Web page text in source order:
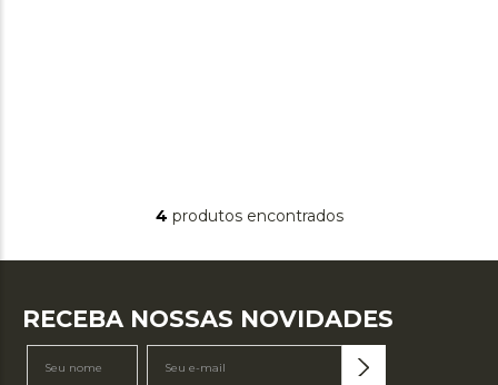
4 produtos
RECEBA NOSSAS NOVIDADES